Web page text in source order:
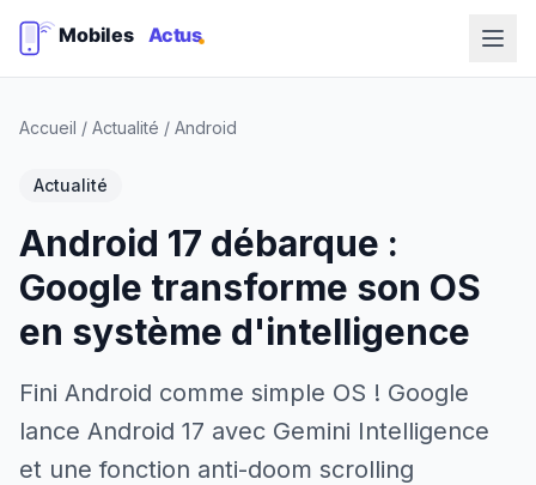
Accueil / Actualité / Android
Actualité
Android 17 débarque :
Google transforme son OS
en système d'intelligence
Fini Android comme simple OS ! Google
lance Android 17 avec Gemini Intelligence
et une fonction anti-doom scrolling